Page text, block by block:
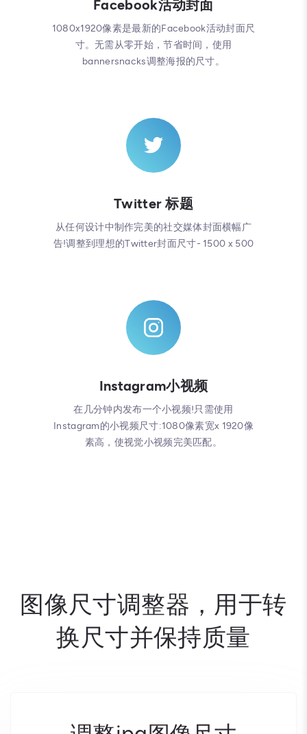
Facebook活动封面
1080x1920像素是最新的Facebook活动封面尺
寸。无需从零开始，节省时间，使用
bannersnacks调整海报的尺寸。
Twitter 标题
从任何设计中制作完美的社交媒体封面横幅广
告!调整到理想的Twitter封面尺寸- 1500 x 500
Instagram小视频
在几分钟内发布一个小视频!只需使用
Instagram的小视频尺寸:1080像素宽x 1920像
素高，使视觉小视频完美匹配。
图像尺寸调整器，用于转
换尺寸并保持质量